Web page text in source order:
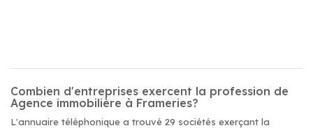
Combien d'entreprises exercent la profession de
Agence immobilière à Frameries?
L'annuaire téléphonique a trouvé 29 sociétés exerçant la